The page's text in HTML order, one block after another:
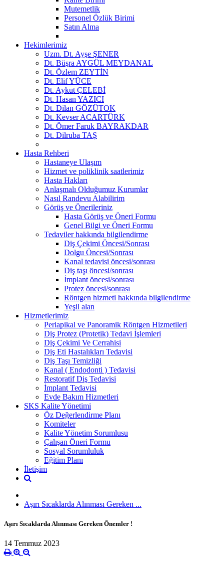
Mutemetlik
Personel Özlük Birimi
Satın Alma
Hekimlerimiz
Uzm. Dt. Ayşe ŞENER
Dt. Büşra AYGÜL MEYDANAL
Dt. Özlem ZEYTİN
Dt. Elif YÜCE
Dt. Aykut ÇELEBİ
Dt. Hasan YAZICI
Dt. Dilan GÖZÜTOK
Dt. Kevser ACARTÜRK
Dt. Ömer Faruk BAYRAKDAR
Dt. Dilruba TAŞ
Hasta Rehberi
Hastaneye Ulaşım
Hizmet ve poliklinik saatlerimiz
Hasta Hakları
Anlaşmalı Olduğumuz Kurumlar
Nasıl Randevu Alabilirim
Görüş ve Önerileriniz
Hasta Görüş ve Öneri Formu
Genel Bilgi ve Öneri Formu
Tedaviler hakkında bilgilendirme
Diş Çekimi Öncesi/Sonrası
Dolgu Öncesi/Sonrası
Kanal tedavisi öncesi/sonrası
Diş taşı öncesi/sonrası
İmplant öncesi/sonrası
Protez öncesi/sonrası
Röntgen hizmeti hakkında bilgilendirme
Yeşil alan
Hizmetlerimiz
Periapikal ve Panoramik Röntgen Hizmetileri
Diş Protez (Protetik) Tedavi İşlemleri
Diş Çekimi Ve Cerrahisi
Diş Eti Hastalıkları Tedavisi
Diş Taşı Temizliği
Kanal ( Endodonti ) Tedavisi
Restoratif Diş Tedavisi
İmplant Tedavisi
Evde Bakım Hizmetleri
SKS Kalite Yönetimi
Öz Değerlendirme Planı
Komiteler
Kalite Yönetim Sorumlusu
Çalışan Öneri Formu
Sosyal Sorumluluk
Eğitim Planı
İletişim
Aşırı Sıcaklarda Alınması Gereken ...
Aşırı Sıcaklarda Alınması Gereken Önemler !
14 Temmuz 2023